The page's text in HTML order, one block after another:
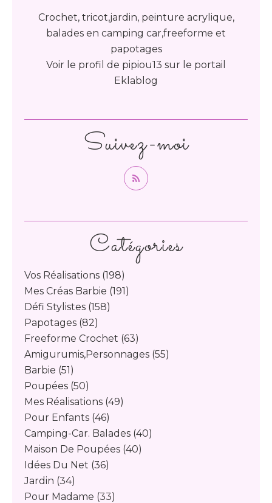
Catégories
Vos Réalisations (198)
Mes Créas Barbie (191)
Défi Stylistes (158)
Papotages (82)
Freeforme Crochet (63)
Amigurumis,personnages (55)
Barbie (51)
Poupées (50)
Mes Réalisations (49)
Pour Enfants (46)
Camping-Car. Balades (40)
Maison De Poupées (40)
Idées Du Net (36)
Jardin (34)
Pour Madame (33)
Crochet, tricot,jardin, peinture acrylique,
balades en camping car,freeforme et
papotages
Voir le profil de pipiou13 sur le portail
Eklablog
Suivez-moi